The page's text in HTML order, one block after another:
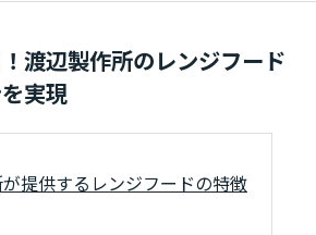
渡辺製作所のレンジフード
実現
提供するレンジフードの特徴